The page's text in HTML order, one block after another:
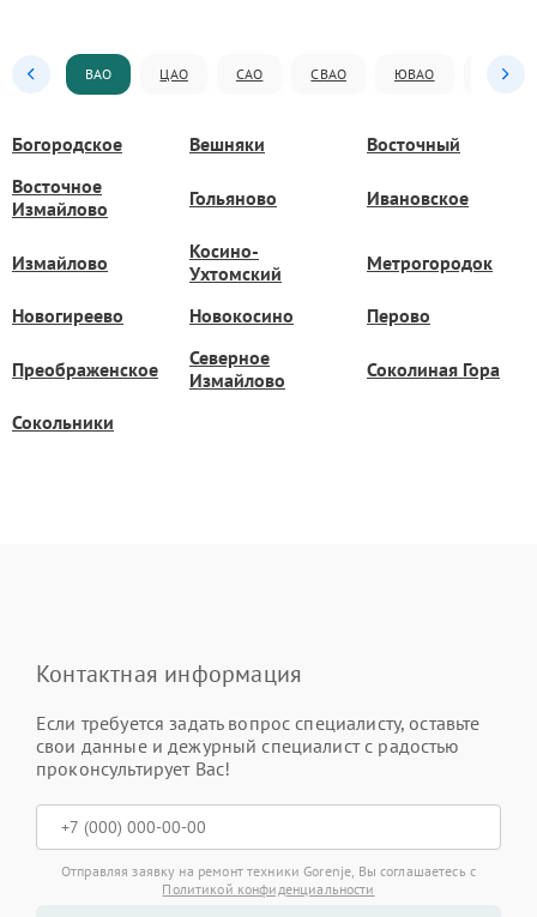
ВАО ЦАО САО СВАО ЮВАО ЮАО
Богородское Вешняки
Восточный
Восточное
Измайлово
Гольяново Ивановское
Измайлово
Косино-
Ухтомский
Метрогородок
Новогиреево Новокосино Перово
Преображенское
Северное
Измайлово
Соколиная Гора
Сокольники
Контактная информация
Если требуется задать вопрос специалисту, оставьте
свои данные и дежурный специалист с радостью
проконсультирует Вас!
Отправляя заявку на ремонт техники Gorenje, Вы соглашаетесь с
Политикой конфиденциальности